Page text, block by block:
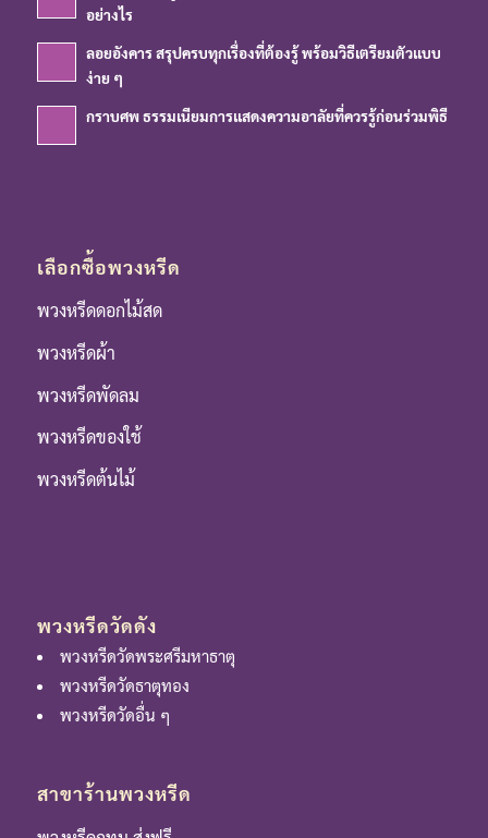
อย่างไร
ลอยอังคาร สรุปครบทุกเรื่องที่ต้องรู้ พร้อมวิธีเตรียมตัวแบบ
ง่าย ๆ
กราบศพ ธรรมเนียมการแสดงความอาลัยที่ควรรู้ก่อนร่วมพิธี
เลือกซื้อพวงหรีด
พวงหรีดดอกไม้สด
พวงหรีดผ้า
พวงหรีดพัดลม
พวงหรีดของใช้
พวงหรีดต้นไม้
พวงหรีดวัดดัง
พวงหรีดวัดพระศรีมหาธาตุ
พวงหรีดวัดธาตุทอง
พวงหรีดวัดอื่น ๆ
สาขาร้านพวงหรีด